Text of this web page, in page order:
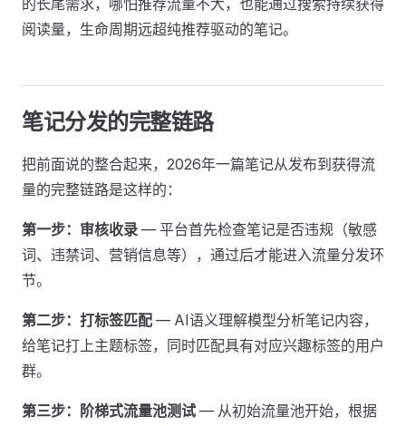
的长尾需求，哪怕推荐流量不大，也能通过搜索持续获得
阅读量，生命周期远超纯推荐驱动的笔记。
笔记分发的完整链路
把前面说的整合起来，2026年一篇笔记从发布到获得流
量的完整链路是这样的：
第一步：审核收录 — 平台首先检查笔记是否违规（敏感
词、违禁词、营销信息等），通过后才能进入流量分发环
节。
第二步：打标签匹配 — AI语义理解模型分析笔记内容，
给笔记打上主题标签，同时匹配具有对应兴趣标签的用户
群。
第三步：阶梯式流量池测试 — 从初始流量池开始，根据